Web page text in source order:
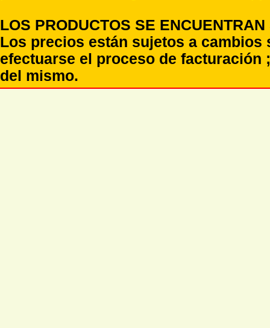
LOS PRODUCTOS SE
Los precios están sujetos a
efectuarse el proceso de
del mismo.